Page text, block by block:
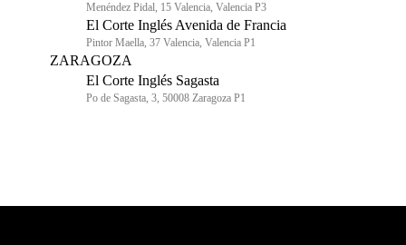
Menéndez Pidal, 15 Valencia, Valencia P3
El Corte Inglés Avenida de Francia
Pintor Maella, 37 Valencia, Valencia P1
ZARAGOZA
El Corte Inglés Sagasta
Po de Sagasta, 3, 50008 Zaragoza P1